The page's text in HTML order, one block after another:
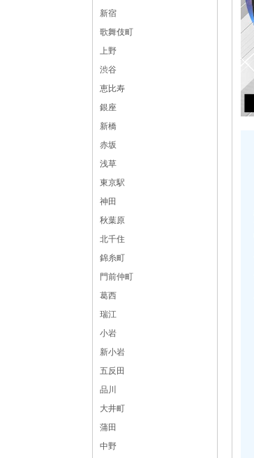
新宿
歌舞伎町
上野
渋谷
恵比寿
銀座
新橋
赤坂
浅草
東京駅
神田
秋葉原
北千住
錦糸町
門前仲町
葛西
瑞江
小岩
新小岩
五反田
品川
大井町
蒲田
中野